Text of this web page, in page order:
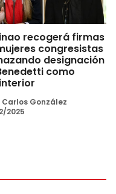
recogerá firmas
congresistas
designación
como
Carlos González
2025